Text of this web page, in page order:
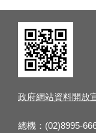
政府網站資料開放
總機：(02)8995-